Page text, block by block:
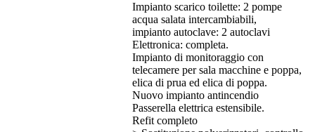
Impianto scarico toilette: 2 pompe
acqua salata intercambiabili,
impianto autoclave: 2 autoclavi
Elettronica: completa.
Impianto di monitoraggio con
telecamere per sala macchine e poppa,
elica di prua ed elica di poppa.
Nuovo impianto antincendio
Passerella elettrica estensibile.
Refit completo